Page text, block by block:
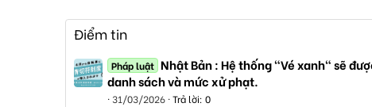
Điểm tin
Pháp luật Nhật Bản : Hệ thống "Vé xanh" sẽ
danh sách và mức xử phạt.
31/03/2026 Trả lời: 0